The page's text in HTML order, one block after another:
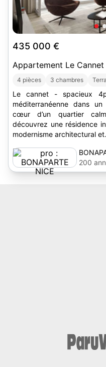
435 000 €
Appartement Le Cannet
4 pièces 3 chambres
Le cannet - spacieux
méditerranéenne dans un
cœur d’un quartier
découvrez une résidence
modernisme architectural
200